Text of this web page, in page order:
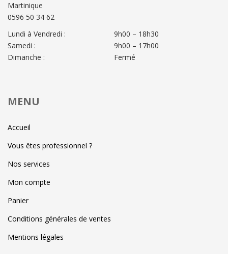
Martinique
0596 50 34 62
Lundi à Vendredi :
Samedi :
Dimanche :
9h00 – 18h30
9h00 – 17h00
Fermé
MENU
Accueil
Vous êtes professionnel ?
Nos services
Mon compte
Panier
Conditions générales de ventes
Mentions légales